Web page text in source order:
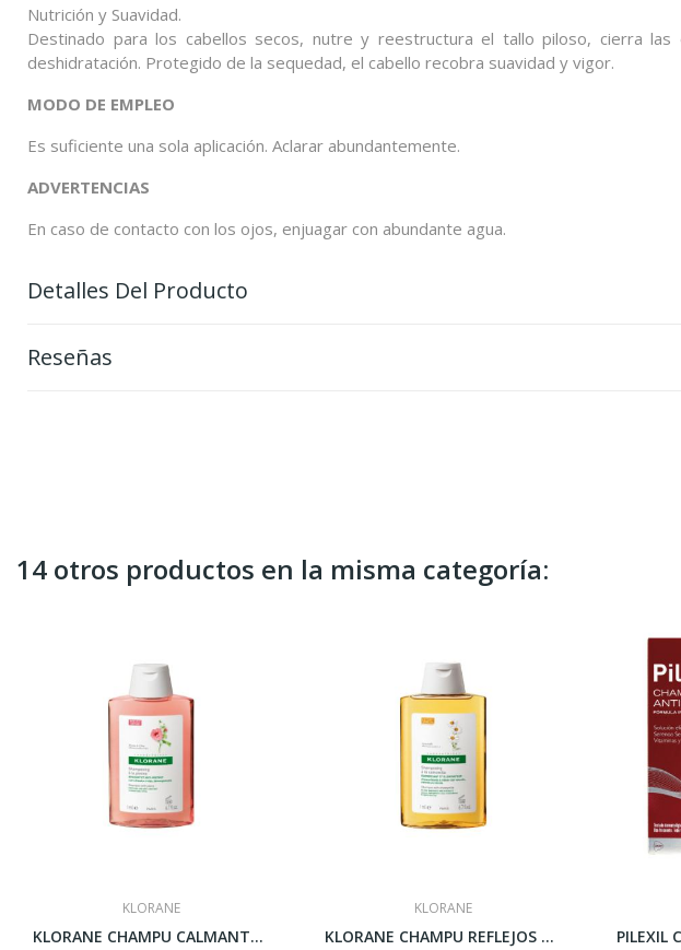
Nutrición y Suavidad.
Destinado para los cabellos secos, nutre y reestructura el tallo piloso, cierra
deshidratación. Protegido de la sequedad, el cabello recobra suavidad y vigor.
MODO DE EMPLEO
Es suficiente una sola aplicación. Aclarar abundantemente.
ADVERTENCIAS
En caso de contacto con los ojos, enjuagar con abundante agua.
Detalles Del Producto
Reseñas
14 otros productos en la misma categoría:
KLORANE
KLORANE CHAMPU CALMANTE AL EXTO PEONIA 400 ML
KLORANE
KLORANE CHAMPU REFLEJOS DORADOS A LA CAMOMILA...